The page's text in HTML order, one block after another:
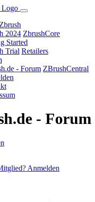
2024 ZbrushCore
Started
Trial Retailers
- Forum ZBrushCentral
- Forum
Anmelden